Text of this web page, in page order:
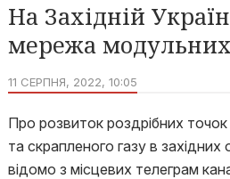
На Західній
мережа модульних
11 СЕРПНЯ, 2022, 10:05
Про розвиток роздрібних
та скрапленого газу в
відомо з місцевих телеграм